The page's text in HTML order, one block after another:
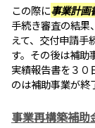
この際に事業計画
手続き審査の結果
えて、交付申請手
す。その後は補助
実績報告書を３０
のは補助事業が終
事業再構築補助